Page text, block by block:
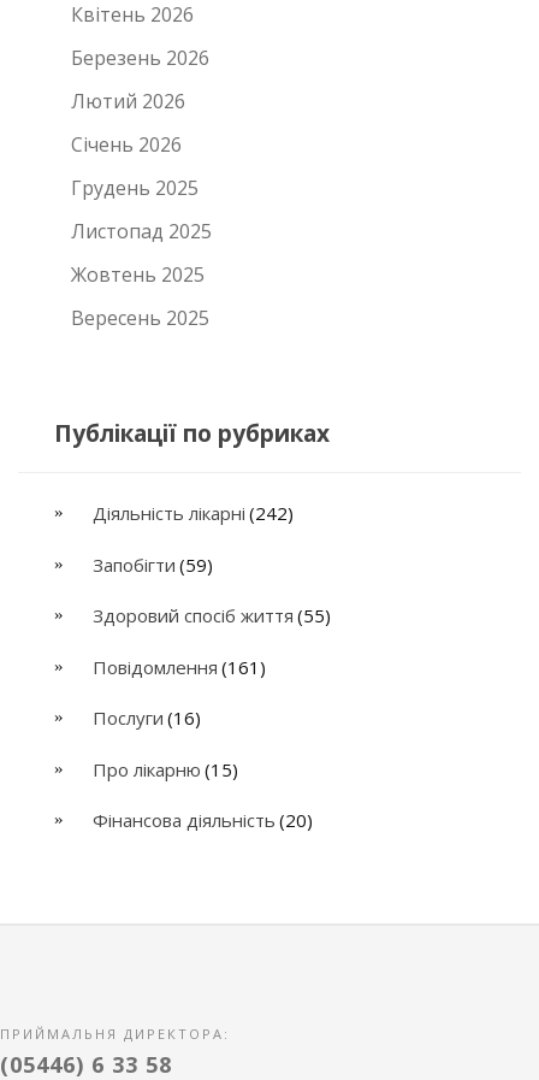
Квітень 2026
Березень 2026
Лютий 2026
Січень 2026
Грудень 2025
Листопад 2025
Жовтень 2025
Вересень 2025
Публікації по рубриках
Діяльність лікарні (242)
Запобігти (59)
Здоровий спосіб життя (55)
Повідомлення (161)
Послуги (16)
Про лікарню (15)
Фінансова діяльність (20)
ПРИЙМАЛЬНЯ ДИРЕКТОРА:
(05446) 6 33 58